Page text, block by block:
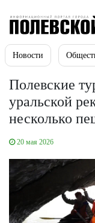
Новости
Полевские
уральской
несколько
20 мая 2026